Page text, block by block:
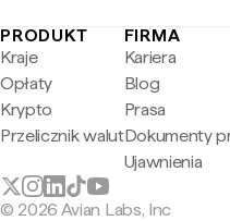
PRODUKT
Kraje
Opłaty
Krypto
Przelicznik walut
FIRMA
Kariera
Blog
Prasa
Dokumenty
Ujawnienia
© 2026 Avian Labs, Inc